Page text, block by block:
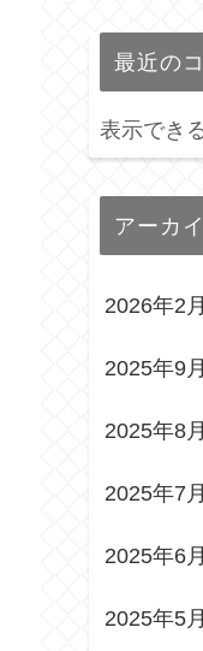
最近の
表示でき
アーカ
2026年2月
2025年9月
2025年8月
2025年7月
2025年6月
2025年5月